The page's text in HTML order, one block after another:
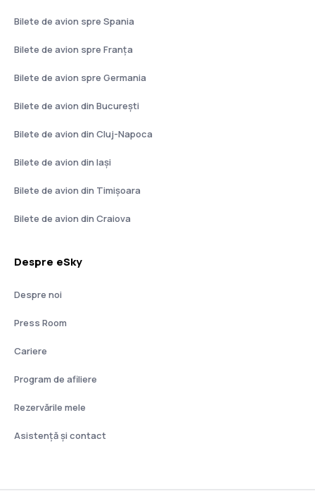
Bilete de avion spre Spania
Bilete de avion spre Franţa
Bilete de avion spre Germania
Bilete de avion din București
Bilete de avion din Cluj-Napoca
Bilete de avion din Iași
Bilete de avion din Timișoara
Bilete de avion din Craiova
Despre eSky
Despre noi
Press Room
Cariere
Program de afiliere
Rezervările mele
Asistenţă şi contact